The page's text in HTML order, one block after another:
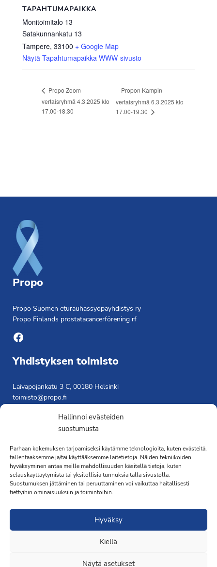
Hallinnoi evästeiden
suostumusta
Parhaan kokemuksen tarjoamiseksi käytämme teknologioita, kuten evästeitä,
tallentaaksemme ja/tai käyttääksemme laitetietoja. Näiden tekniikoiden
hyväksyminen antaa meille mahdollisuuden käsitellä tietoja, kuten
selauskäyttäytymistä tai yksilöllisiä tunnuksia tällä sivustolla.
Suostumuksen jättäminen tai peruuttaminen voi vaikuttaa haitallisesti
tiettyihin ominaisuuksiin ja toimintoihin.
Hyväksy
Kiellä
Näytä asetukset
TAPAHTUMAPAIKKA
Monitoimitalo 13
Satakunnankatu 13
Tampere, 33100 + Google Map
Näytä Tapahtumapaikka WWW-sivusto
Propo Zoom
vertaisryhmä 4.3.2025 klo
17.00-18.30
Propon Kampin
vertaisryhmä 6.3.2025 klo
17.00-19.30
Propo
Propo Suomen eturauhassyöpäyhdistys ry
Propo Finlands prostatacancerförening rf
Facebook
Yhdistyksen toimisto
Laivapojankatu 3 C, 00180 Helsinki
toimisto@propo.fi
Toiminnanjohtaja
Kimmo Järvinen
Terveydenhoitaja
041 501 4176
·Toteutus ja ylläpitoMMD Networks·